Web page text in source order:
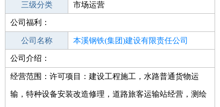
二级分类 运营推广
三级分类 市场运营
其他行业
公司福利：
公司名称 本溪钢铁(集团)建设有限责任公司
公司类型
人独资)
公司介绍：
经营范围：许可项目：建设工程施工，水路普通货物运
输，特种设备安装改造修理，道路旅客运输站经营，测绘